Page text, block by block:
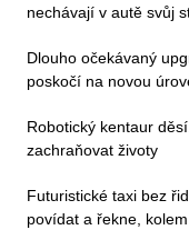
nechávají v autě svůj
Dlouho očekávaný
poskočí na novou
Robotický kentaur
zachraňovat životy
Futuristické taxi bez
povídat a řekne,